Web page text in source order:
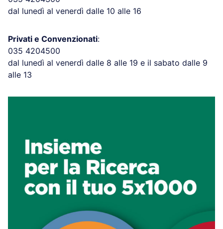
dal lunedì al venerdì dalle 10 alle 16
Privati e Convenzionati:
035 4204500
dal lunedì al venerdì dalle 8 alle 19 e il sabato dalle 9
alle 13